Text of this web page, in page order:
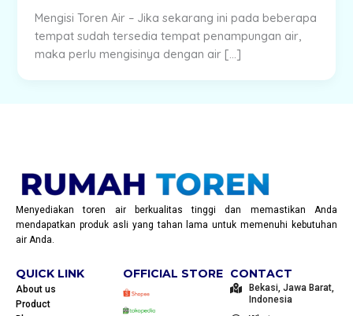
Mengisi Toren Air – Jika sekarang ini pada beberapa
tempat sudah tersedia tempat penampungan air,
maka perlu mengisinya dengan air […]
Menyediakan toren air berkualitas tinggi dan memastikan Anda
mendapatkan produk asli yang tahan lama untuk memenuhi kebutuhan
air Anda.
QUICK LINK
About us
Product
OFFICIAL STORE CONTACT
Bekasi, Jawa Barat,
Indonesia